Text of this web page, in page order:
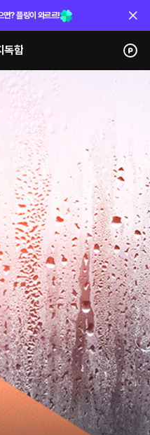
면? 플링이 와르르!
독함